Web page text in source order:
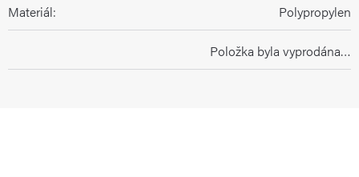
Materiál: Polypropylen
Položka byla vyprodána…